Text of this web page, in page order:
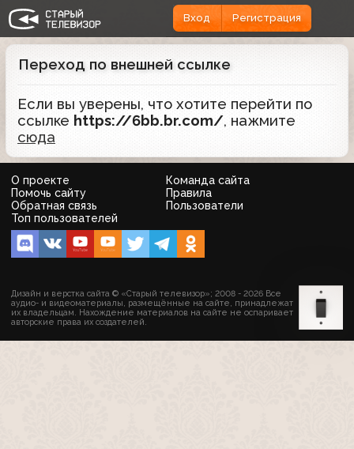
Вход Регистрация
Переход по внешней ссылке
Если вы уверены, что хотите перейти по
ссылке https://6bb.br.com/, нажмите
сюда
О проекте
Команда сайта
Помочь сайту
Правила
Обратная связь
Пользователи
Топ пользователей
Дизайн и верстка сайта © «Старый телевизор»; 2008 - 2026 Все
аудио- и видеоматериалы, размещённые на сайте, принадлежат
их владельцам. Нахождение материалов на сайте не оспаривает
авторские права их создателей.